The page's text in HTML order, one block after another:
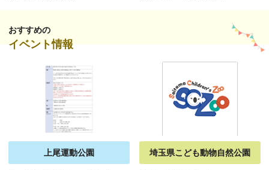
おすすめの
イベント情報
上尾運動公園 埼玉県こども動物自然公園